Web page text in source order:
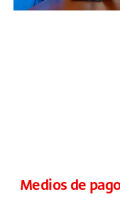
Medios de